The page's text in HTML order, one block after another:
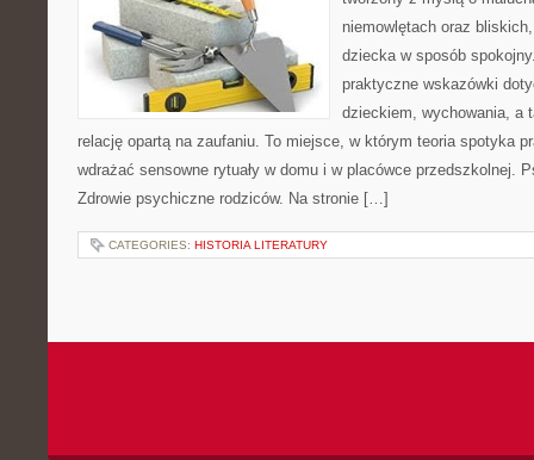
niemowlętach oraz
dziecka w sposób
praktyczne wskazówki
dzieckiem, wychowania, a
relację opartą na zaufaniu. To miejsce, w którym teoria spotyka
wdrażać sensowne rytuały w domu i w placówce przedszkolnej.
Zdrowie psychiczne rodziców. Na stronie […]
CATEGORIES: HISTORIA LITERATURY